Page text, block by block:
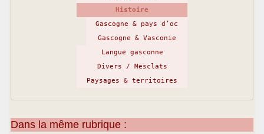
Histoire
Gascogne & pays d’oc
Gascogne & Vasconie
Langue gasconne
Divers / Mesclats
Paysages & territoires
Dans la même rubrique :